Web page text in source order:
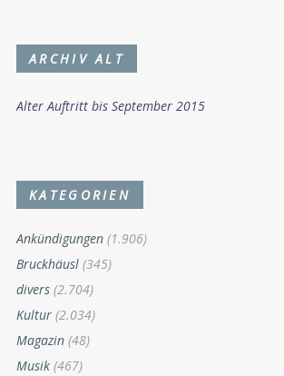
ARCHIV ALT
Alter Auftritt bis September 2015
KATEGORIEN
Ankündigungen (1.906)
Bruckhäusl (345)
divers (2.704)
Kultur (2.034)
Magazin (48)
Musik (467)